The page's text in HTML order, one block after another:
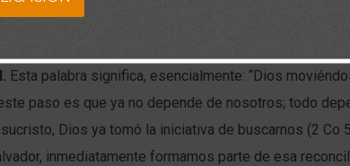
Esta palabra significa, esencialmente: “Dios
paso es que ya no depende de nosotros; todo
Dios ya tomó la iniciativa de buscarnos (2 Co
inmediatamente formamos parte de esa